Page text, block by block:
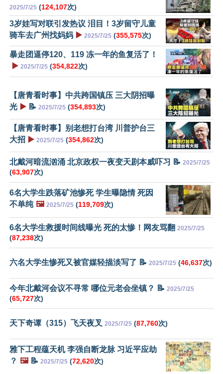
2025/7/25 (124,107次)
3岁娃写对联引发热议 泪目！3岁留守儿童
骑车去广州找妈妈 ▶️ 2025/7/25 (355,575次)
暴走团逼停120、119 冻一年的鱼复活了！
▶️ 2025/7/25 (354,822次)
【唐青看时事】中共跨国镇压 三大阴招曝
光 ▶️ 📝 2025/7/25 (354,893次)
【唐青看时事】别老想打台湾 川普护台三
大招 ▶️ 2025/7/25 (354,862次)
北戴河暗流汹涌 北京政权一夜变天剧本威吓习 📝 2025/7/25
(63,907次)
6名大学生跌落矿池惨死 学生曝隐情 死因
不单纯 🖼️ 2025/7/25 (119,709次)
6名大学生救援时间线曝光 死的太惨！网友骂翻 2025/7/25
(87,238次)
六名大学生惨死又被官媒轻描淡写了 📝 2025/7/25 (46,637次)
今年北戴河会议不寻常 哪位元老会坐镇？ 📝 2025/7/25
(65,727次)
天下奇谭（315）飞天夜叉 2025/7/25 (87,760次)
雅下工程蕴天机 李强自断龙脉 习近平应劫
？ 🖼️📝 2025/7/25 (72,620次)